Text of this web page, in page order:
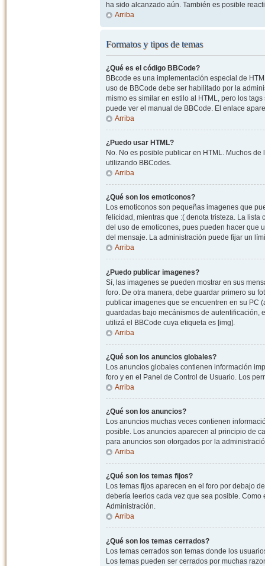
ha sido alcanzado aún. También es posible
Arriba
Formatos y tipos de temas
¿Qué es el código BBCode?
BBcode es una implementación especial de
uso de BBCode debe ser habilitado por la
mismo es similar en estilo al HTML, pero los
puede ver el manual de BBCode. El enlace
Arriba
¿Puedo usar HTML?
No. No es posible publicar en HTML. Muchos
utilizando BBCodes.
Arriba
¿Qué son los emoticonos?
Los emoticonos son pequeñas imagenes que
felicidad, mientras que :( denota tristeza. La
del uso de emoticones, pues pueden hacer que
del mensaje. La administración puede fijar un
Arriba
¿Puedo publicar imagenes?
Sí, las imagenes se pueden mostrar en sus
foro. De otra manera, debe guardar primero su
publicar imagenes que se encuentren en su PC
guardadas bajo mecánismos de autentificación,
utilizá el BBCode cuya etiqueta es [img].
Arriba
¿Qué son los anuncios globales?
Los anuncios globales contienen información
foro y en el Panel de Control de Usuario. Los
Arriba
¿Qué son los anuncios?
Los anuncios muchas veces contienen
posible. Los anuncios aparecen al principio de
para anuncios son otorgados por la
Arriba
¿Qué son los temas fijos?
Los temas fijos aparecen en el foro por debajo
debería leerlos cada vez que sea posible.
Administración.
Arriba
¿Qué son los temas cerrados?
Los temas cerrados son temas donde los
Los temas pueden ser cerrados por muchas